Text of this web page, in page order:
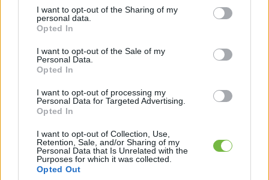
not limited to your visit or usage behaviour. You may click to
grant or deny consent to Google and its third-party tags to
use your data for below specified purposes in below Google
consent section.
I want to opt-out of the Sharing of my
personal data.
Opted In
I want to opt-out of the Sale of my
Personal Data.
Opted In
I want to opt-out of processing my
Personal Data for Targeted Advertising.
Opted In
I want to opt-out of Collection, Use,
Retention, Sale, and/or Sharing of my
Personal Data that Is Unrelated with the
Purposes for which it was collected.
Opted Out